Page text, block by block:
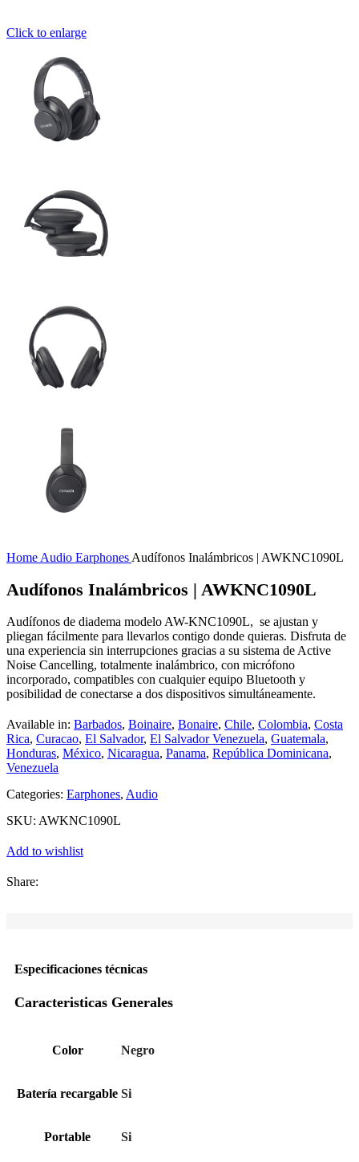
Click to enlarge
Home Audio Earphones Audífonos Inalámbricos | AWKNC1090L
Audífonos Inalámbricos | AWKNC1090L
Audífonos de diadema modelo AW-KNC1090L, se ajustan y
pliegan fácilmente para llevarlos contigo donde quieras. Disfruta de
una experiencia sin interrupciones gracias a su sistema de Active
Noise Cancelling, totalmente inalámbrico, con micrófono
incorporado, compatibles con cualquier equipo Bluetooth y
posibilidad de conectarse a dos dispositivos simultáneamente.
Available in: Barbados, Boinaire, Bonaire, Chile, Colombia, Costa
Rica, Curacao, El Salvador, El Salvador Venezuela, Guatemala,
Honduras, México, Nicaragua, Panama, República Dominicana,
Venezuela
Categories: Earphones, Audio
SKU: AWKNC1090L
Add to wishlist
Share:
Especificaciones técnicas
Caracteristicas Generales
Color Negro
Batería recargable Si
Portable Si